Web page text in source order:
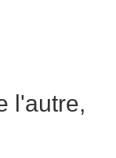
l'autre,